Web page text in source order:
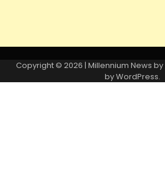
Copyright © 2026 | Millennium News by
byWordPress.